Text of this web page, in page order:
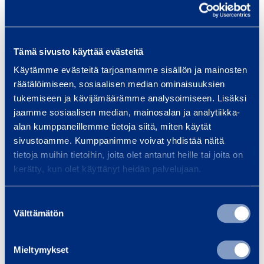
Tämä sivusto käyttää evästeitä
Käytämme evästeitä tarjoamamme sisällön ja mainosten
räätälöimiseen, sosiaalisen median ominaisuuksien
tukemiseen ja kävijämäärämme analysoimiseen. Lisäksi
jaamme sosiaalisen median, mainosalan ja analytiikka-
alan kumppaneillemme tietoja siitä, miten käytät
sivustoamme. Kumppanimme voivat yhdistää näitä
tietoja muihin tietoihin, joita olet antanut heille tai joita on
kerätty, kun olet käyttänyt heidän palvelujaan.
valinta
Välttämätön
Mieltymykset
195 mm
Documents
Similar products
M